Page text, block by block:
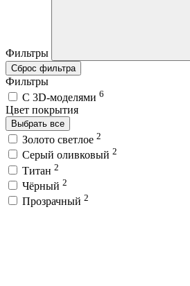
Фильтры
Сброс фильтра
Фильтры
C 3D-моделями 6
Цвет покрытия
Выбрать все
Золото светлое 2
Серый оливковый 2
Титан 2
Чёрный 2
Прозрачный 2